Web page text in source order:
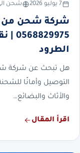
7 يوليو 2026 شحن
شركة شحن من
الطرود
هل تبحث عن شركة
التوصيل وأمانًا
والأثاث والبضائع…
اقرأ المقال